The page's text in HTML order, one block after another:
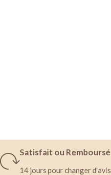
Satisfait ou Remboursé
14 jours pour changer d'avis